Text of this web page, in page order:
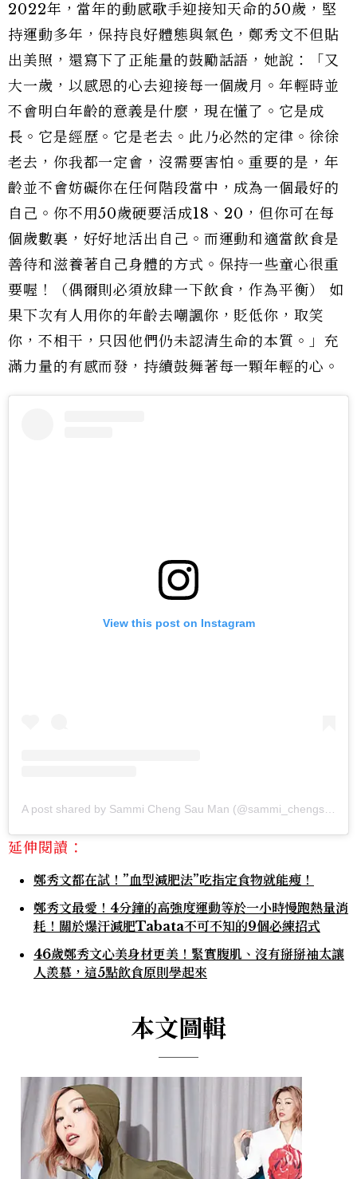
2022年，當年的動感歌手迎接知天命的50歲，堅
持運動多年，保持良好體態與氣色，鄭秀文不但貼
出美照，還寫下了正能量的鼓勵話語，她說：「又
大一歲，以感恩的心去迎接每一個歲月。年輕時並
不會明白年齡的意義是什麼，現在懂了。它是成
長。它是經歷。它是老去。此乃必然的定律。徐徐
老去，你我都一定會，沒需要害怕。重要的是，年
齡並不會妨礙你在任何階段當中，成為一個最好的
自己。你不用50歲硬要活成18、20，但你可在每
個歲數裏，好好地活出自己。而運動和適當飲食是
善待和滋養著自己身體的方式。保持一些童心很重
要喔！（偶爾則必須放肆一下飲食，作為平衡） 如
果下次有人用你的年齡去嘲諷你，貶低你，取笑
你，不相干，只因他們仍未認清生命的本質。」充
滿力量的有感而發，持續鼓舞著每一顆年輕的心。
View this post on Instagram
延伸閱讀：
鄭秀文都在試！”血型減肥法”吃指定食物就能瘦！
鄭秀文最愛！4分鐘的高強度運動等於一小時慢跑熱量消
耗！關於爆汗減肥Tabata不可不知的9個必練招式
46歲鄭秀文心美身材更美！緊實腹肌、沒有掰掰袖太讓
人羨慕，這5點飲食原則學起來
本文圖輯